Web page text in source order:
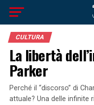
CULTURA
La libertà
Parker
Perché il “discorso” di
attuale? Una delle infinite